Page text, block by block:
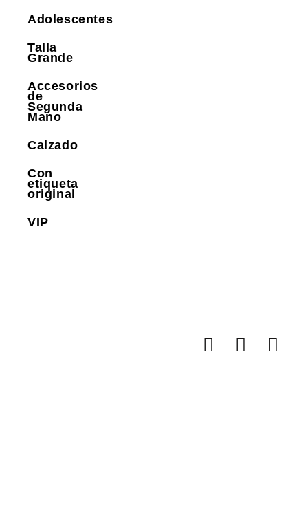
Adolescentes
Talla
Grande
Accesorios
de
Segunda
Mano
Calzado
Con
etiqueta
original
VIP